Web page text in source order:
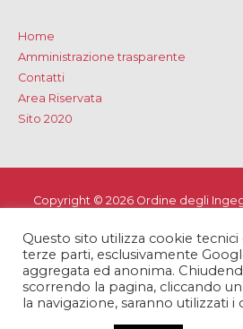
Home
Amministrazione trasparente
Contatti
Area Riservata
Sito 2020
Copyright © 2026 Ordine degli
Privacy e Cookie Policy-Note
accessibilità
Questo sito utilizza cookie tecnici
terze parti, esclusivamente
aggregata ed anonima.
scorrendo la pagina, cliccando
la navigazione, saranno utilizzati i